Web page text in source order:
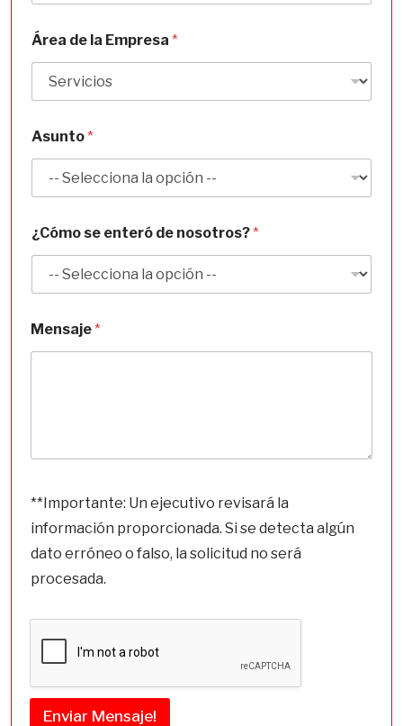
i
e
d
t
a
t
s
1
Área de la Empresa *
Asunto*
¿Cómo se enteró de nosotros?*
Mensaje*
o
p
o
a
i
r
e
**Importante: Un ejecutivo revisará la
información proporcionada. Si se detecta algún
dato erróneo o falso, la solicitud no será
procesada.
Enviar Mensaje!